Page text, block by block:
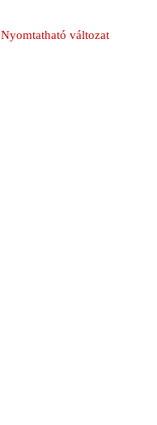
Nyomtatható változat